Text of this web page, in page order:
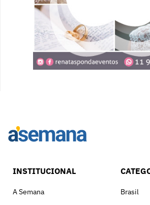
INSTITUCIONAL
A Semana
Brasil